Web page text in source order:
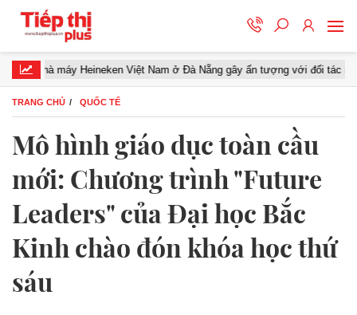
máy Heineken Việt Nam ở Đà Nẵng gây ấn tượng với đối tác miền Trung
TRANG CHỦ QUỐC TẾ
Mô hình giáo dục toàn cầu
mới: Chương trình "Future
Leaders" của Đại học Bắc
Kinh chào đón khóa học thứ
sáu